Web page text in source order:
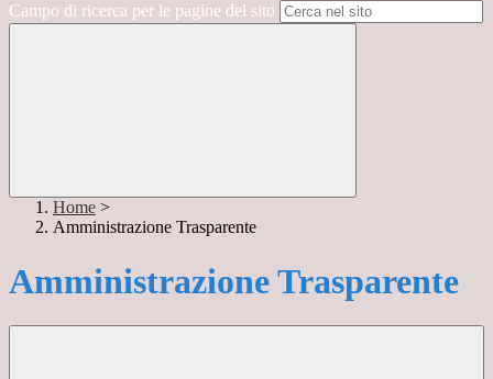
Campo di ricerca per le pagine del sito
Home >
Amministrazione Trasparente
Amministrazione Trasparente